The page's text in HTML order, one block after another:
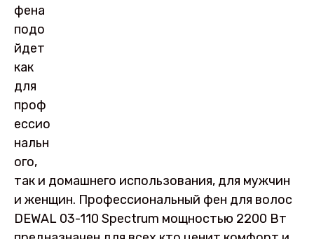
фена
подо
йдет
как
для
проф
ессио
нальн
ого,
так и домашнего использования, для мужчин
и женщин. Профессиональный фен для волос
DEWAL 03-110 Spectrum мощностью 2200 Вт